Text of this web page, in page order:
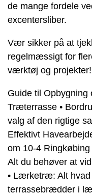
de mange fordele
excentersliber.
Vær sikker på at
regelmæssigt for
værktøj og projekter!
Guide til Opbygning
Træterrasse •
valg af den rigtige
Effektivt
om 10-4
Alt du behøver at
• Lærketræ: Alt hvad
terrassebrædder i